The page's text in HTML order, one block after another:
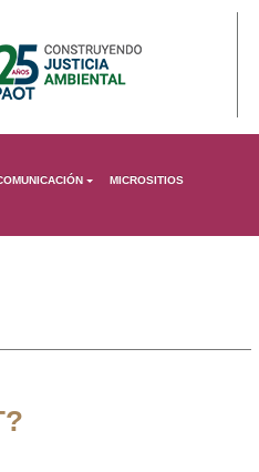
MICROSITIOS